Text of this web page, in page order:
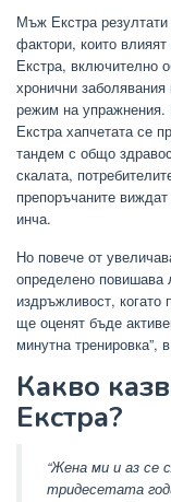
Мъж Екстра
фактори, които
Екстра, включително
хронични
режим на упражнения.
Екстра хапчетата се
тандем с общо
скалата,
препоръчаните
инча.
Но повече от
определено повишава
издръжливост, когато
ще оценят бъде
минутна тренировка”,
Какво
Екстра?
“Жена ми и аз се
тридесетата